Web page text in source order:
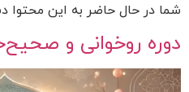
شما در حال حاضر به این محتوا
دوره روخوانی و